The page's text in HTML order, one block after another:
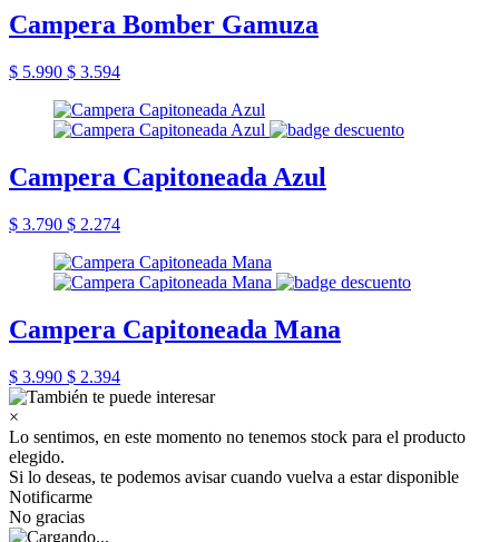
Campera Bomber Gamuza
$ 5.990 $ 3.594
Campera Capitoneada Azul
$ 3.790 $ 2.274
Campera Capitoneada Mana
$ 3.990 $ 2.394
×
Lo sentimos, en este momento no tenemos stock para el producto
elegido.
Si lo deseas, te podemos avisar cuando vuelva a estar disponible
Notificarme
No gracias